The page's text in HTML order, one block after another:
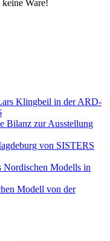
Ware!
Klingbeil in der ARD-
Bilanz zur Ausstellung
von SISTERS
Nordischen Modells in
Modell von der